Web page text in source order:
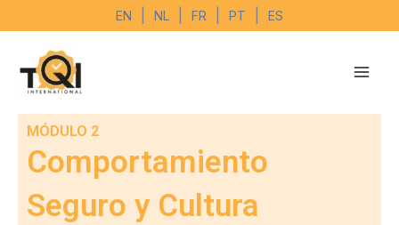
al
contenido
EN NL FR PT ES
MÓDULO 2
Comportamiento
Seguro y Cultura